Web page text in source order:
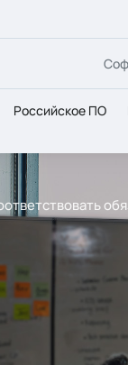
Российское ПО